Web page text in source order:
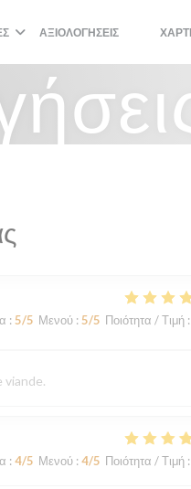
ΑΞΙΟΛΟΓΉΣΕΙΣ
: 5/5 Μενού: 5/5 Ποιότητα / Τιμή:
viande.
: 4/5 Μενού: 4/5 Ποιότητα / Τιμή: